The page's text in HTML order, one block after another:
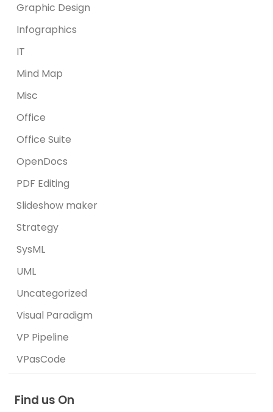
Graphic Design
Infographics
IT
Mind Map
Misc
Office
Office Suite
OpenDocs
PDF Editing
Slideshow maker
Strategy
SysML
UML
Uncategorized
Visual Paradigm
VP Pipeline
VPasCode
Find us On